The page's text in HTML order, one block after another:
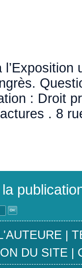
: Droit
. 8
|
DU SITE |